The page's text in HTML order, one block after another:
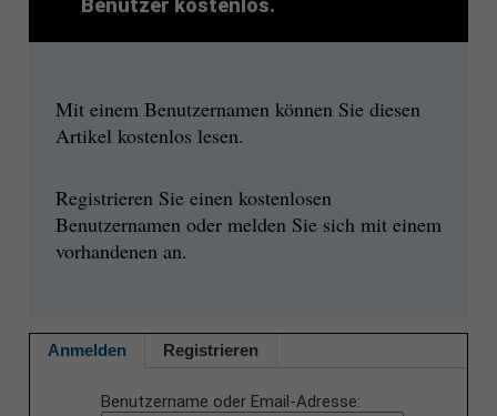
Mit einem Benutzernamen können Sie diesen
Artikel kostenlos lesen.
Registrieren Sie einen kostenlosen
Benutzernamen oder melden Sie sich mit einem
vorhandenen an.
Anmelden Registrieren
Benutzername oder Email-Adresse